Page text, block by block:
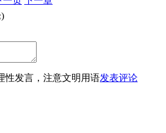
性发言，注意文明用语发表评论